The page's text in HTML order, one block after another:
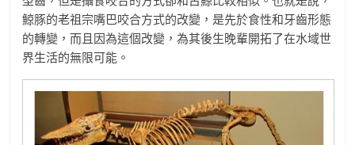
鯨豚的老祖宗嘴巴咬合方式的改變，是先於食性和牙齒形態
的轉變，而且因為這個改變，為其後生晚輩開拓了在水域世
界生活的無限可能。